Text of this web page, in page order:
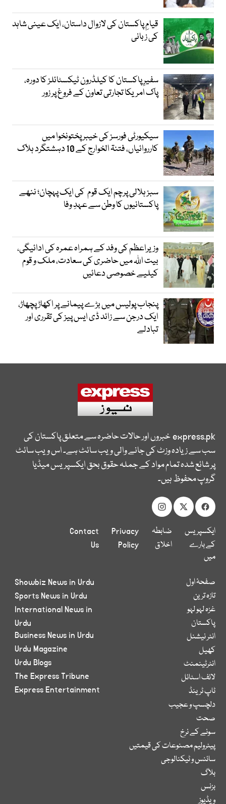
قیامِ پاکستان کی لازوال داستان، ایک عینی شاہد
کی زبانی
سفیرِ پاکستان کا کیلڈرون ٹیکسٹائلز کا دورہ،
پاک امریکا تجارتی تعاون کے فروغ پر زور
سیکیورٹی فورسز کی خیبر پختونخوا میں
کارروائیاں، فتنۃ الخوارج کے 10 دہشتگرد ہلاک
سبز ہلالی پرچم ایک قوم کی ایک پہچان؛ ننھے
پاکستانیوں کا وطن سے عہدِ وفا
وزیراعظم کی وفد کے ہمراہ عمرہ کی ادائیگی،
بیت اللہ میں حاضری کی سعادت، ملک و قوم
کیلیے خصوصی دعائیں
پنجاب پولیس میں بڑے پیمانے پر اکھاڑ پچھاڑ،
ایک درجن سے زائد ڈی ایس پیز کی تقرری اور
تبادلے
express.pkخبروں اور حالات حاضرہ سے متعلق پاکستان کی
سب سے زیادہ وزٹ کی جانے والی ویب سائٹ ہے۔ اس ویب سائٹ
پر شائع شدہ تمام مواد کے جملہ حقوق بحق ایکسپریس میڈیا
گروپ محفوظ ہیں۔
ایکسپریس
کے بارے
میں
ضابطہ
اخلاق
Privacy
Policy
Contact
Us
صفحۂ اول
تازہ ترین
غزہ لہو لہو
پاکستان
انٹر نیشنل
کھیل
انٹرٹینمنٹ
لائف اسٹائل
ٹاپ ٹرینڈ
دلچسپ و عجیب
صحت
سونے کے نرخ
پیٹرولیم مصنوعات کی قیمتیں
سائنس و ٹیکنالوجی
بلاگ
بزنس
ویڈیوز
Showbiz News in Urdu
Sports News in Urdu
International News in
Urdu
Business News in Urdu
Urdu Magazine
Urdu Blogs
The Express Tribune
Express Entertainment